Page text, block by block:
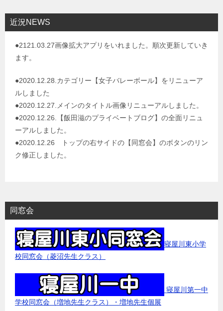
近況NEWS
●2121.03.27画像拡大アプリをいれました。順次更新していき
ます。
●2020.12.28.カテゴリー【女子バレーボール】をリニューア
ルしました
●2020.12.27.メインのタイトル画像リニューアルしました。
●2020.12.26.【飯田滋のプライベートブログ】の全面リニュ
ーアルしました。
●2020.12.26 トップの右サイドの【同窓会】のボタンのリン
ク修正しました。
同窓会
寝屋川東小学
校同窓会（菱沼先生クラス）
寝屋川第一中
学校同窓会（増地先生クラス）・増地先生個展